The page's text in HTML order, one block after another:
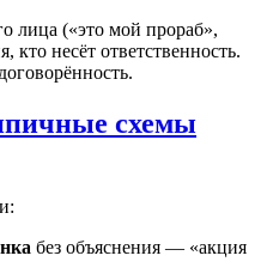
лица («это мой прораб»,
несёт ответственность.
схемы
без объяснения — «акция